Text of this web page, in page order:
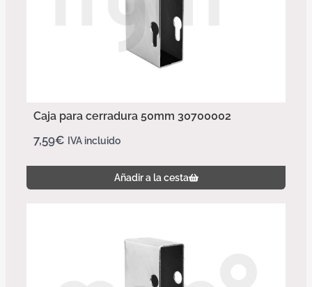
Caja para cerradura 50mm 30700002
7,59€ IVA incluido
Añadir a la cesta